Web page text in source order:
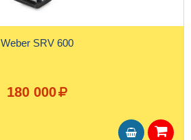
Weber SRV 600
180 000